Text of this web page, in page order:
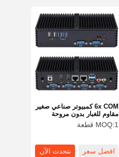
6x COM كمبيوتر صناعي صغير
مقاوم للغبار بدون مروحة
LAN
MOQ:1 قطعة
افضل سعر نتحدث الآن